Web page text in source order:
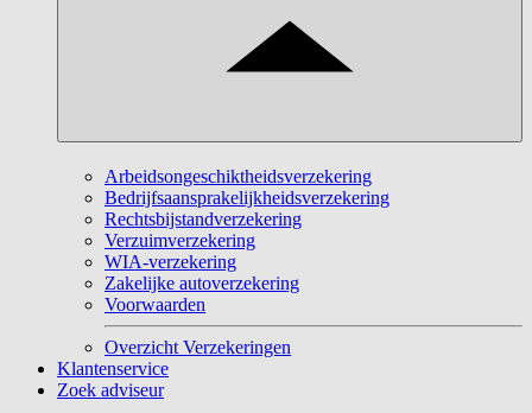
Arbeidsongeschiktheidsverzekering
Bedrijfsaansprakelijkheidsverzekering
Rechtsbijstandverzekering
Verzuimverzekering
WIA-verzekering
Zakelijke autoverzekering
Voorwaarden
Overzicht Verzekeringen
Klantenservice
Zoek adviseur